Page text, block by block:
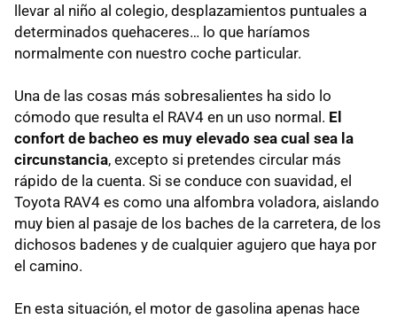
llevar al niño al colegio, desplazamientos puntuales a
determinados quehaceres… lo que haríamos
normalmente con nuestro coche particular.
Una de las cosas más sobresalientes ha sido lo
cómodo que resulta el RAV4 en un uso normal. El
confort de bacheo es muy elevado sea cual sea la
circunstancia, excepto si pretendes circular más
rápido de la cuenta. Si se conduce con suavidad, el
Toyota RAV4 es como una alfombra voladora, aislando
muy bien al pasaje de los baches de la carretera, de los
dichosos badenes y de cualquier agujero que haya por
el camino.
En esta situación, el motor de gasolina apenas hace